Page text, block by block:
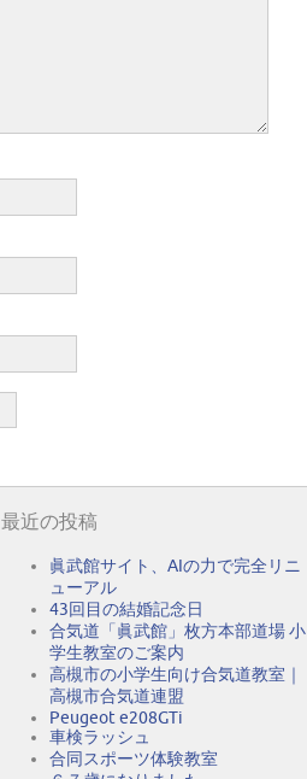
最近の投稿
眞武館サイト、AIの力で完全リニ
ューアル
43回目の結婚記念日
合気道「眞武館」枚方本部道場 小
学生教室のご案内
高槻市の小学生向け合気道教室｜
高槻市合気道連盟
Peugeot e208GTi
車検ラッシュ
合同スポーツ体験教室